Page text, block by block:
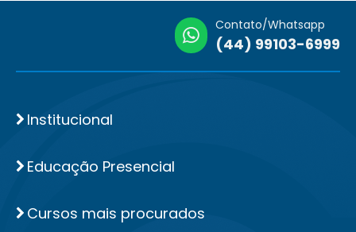
Contato/Whatsapp
(44) 99103-6999
Institucional
Educação Presencial
Cursos mais procurados